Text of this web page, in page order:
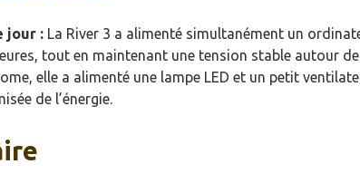
jour : La River 3 a alimenté simultanément un
tout en maintenant une tension stable autour de
elle a alimenté une lampe LED et un petit
de l’énergie.